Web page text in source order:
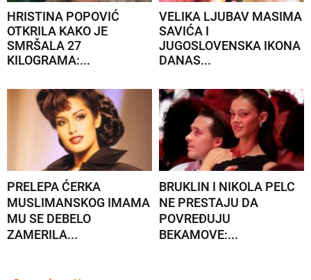
HRISTINA POPOVIĆ
OTKRILA KAKO JE
SMRŠALA 27
KILOGRAMA:...
VELIKA LJUBAV MASIMA
SAVIĆA I
JUGOSLOVENSKA IKONA
DANAS...
PRELEPA ĆERKA
MUSLIMANSKOG IMAMA
MU SE DEBELO
ZAMERILA...
BRUKLIN I NIKOLA PELC
NE PRESTAJU DA
POVREĐUJU
BEKAMOVE:...